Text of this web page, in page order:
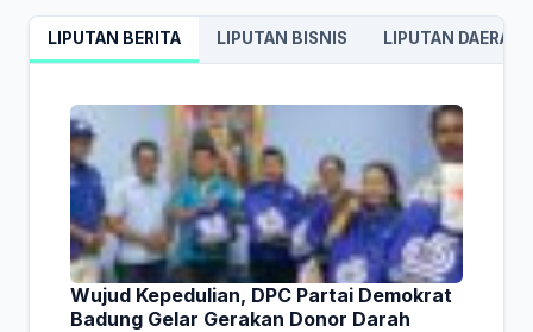
LIPUTAN BERITA LIPUTAN BISNIS LIPUTAN DAERAH
Wujud Kepedulian, DPC Partai Demokrat
Badung Gelar Gerakan Donor Darah